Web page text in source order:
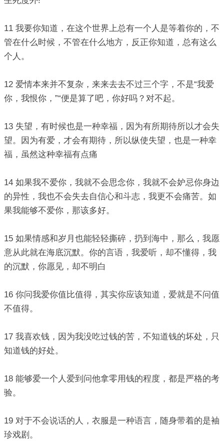
11 我要你知道，在这个世界上总有一个人是等着你的，不
管在什么时候，不管在什么地方，反正你知道，总有这么
个人。
12 爱情本来并不复杂，来来去去不过三个字，不是“我爱
你，我恨你，”“便是算了吧，你好吗？对不起。
13 失望，有时候也是一种幸福，因为有所期待所以才会失
望。因为有爱，才会有期待，所以纵使失望，也是一种幸
福，虽然这种幸福有点痛
14 如果我不爱你，我就不会思念你，我就不会妒忌你身边
的异性，我也不会失去自信心和斗志，我更不会痛苦。如
果我能够不爱你，那该多好。
15 如果情感和岁月也能轻轻撕碎，扔到海中，那么，我愿
意从此就在海底沉默。你的言语，我爱听，却不懂得，我
的沉默，你愿见，却不明白
16 你问我爱你值比值得，其实你应该知道，爱就是不问值
不值得。
17 我喜欢钱，因为我没吃过钱的苦，不知道钱的坏处，只
知道钱的好处。
18 能够爱一个人爱到问他拿零用钱的程度，都是严格的考
验。
19 对于不会说话的人，衣服是一种语言，随身带着的是袖
珍戏剧。